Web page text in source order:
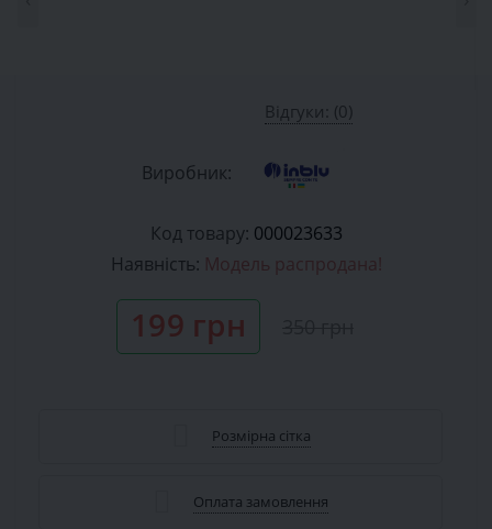
Відгуки: (0)
Виробник:
Код товару: 000023633
Наявність: Модель распродана!
199 грн
Розмірна сітка
Оплата замовлення